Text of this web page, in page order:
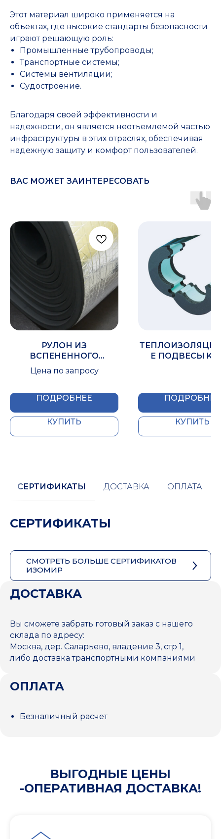
Этот материал широко применяется на
объектах, где высокие стандарты безопасности
играют решающую роль:
Промышленные трубопроводы;
Транспортные системы;
Системы вентиляции;
Судостроение.
Благодаря своей эффективности и
надежности, он является неотъемлемой частью
инфраструктуры в этих отраслях, обеспечивая
надежную защиту и комфорт пользователей.
ВАС МОЖЕТ ЗАИНТЕРЕСОВАТЬ
РУЛОН ИЗ
ВСПЕНЕННОГО
КАУЧУКА IZOMIR 19X1000
Цена по запросу
ПОДРОБНЕЕ
КУПИТЬ
Е ПОДВЕСЫ K-
ПОДРОБНЕЕ
КУПИТЬ
СЕРТИФИКАТЫ ДОСТАВКА ОПЛАТА
СЕРТИФИКАТЫ
СМОТРЕТЬ БОЛЬШЕ СЕРТИФИКАТОВ
ИЗОМИР
ДОСТАВКА
Вы сможете забрать готовый заказ с нашего
склада по адресу:
Москва, дер. Саларьево, владение 3, стр 1,
либо доставка транспортными компаниями
ОПЛАТА
Безналичный расчет
ВЫГОДНЫЕ ЦЕНЫ
-ОПЕРАТИВНАЯ ДОСТАВКА!